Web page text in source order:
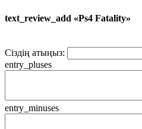
text_review_add «Ps4 Fatality»
Сіздің атыңыз:
entry_pluses
entry_minuses